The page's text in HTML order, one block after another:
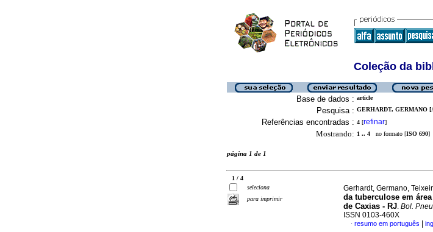
Coleção da
Base de dados : article
Pesquisa : GERHARDT, GERMANO
Referências encontradas : 4 [refinar]
Mostrando: 1 .. 4 no formato [ISO 690]
página 1 de 1
1 / 4
seleciona
para imprimir
Gerhardt, Germano,
da tuberculose em
de Caxias - RJ. Bol.
ISSN 0103-460X
· resumo em português